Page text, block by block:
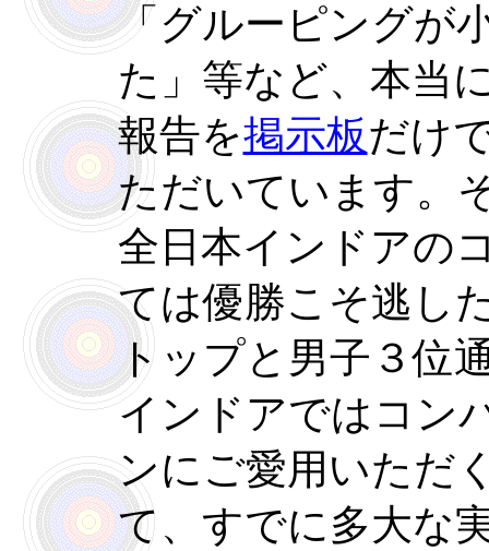
「グルーピングが
た」等など、本当
報告を掲示板だけ
ただいています。
全日本インドアの
ては優勝こそ逃し
トップと男子３位
インドアではコン
ンにご愛用いただ
て、すでに多大な